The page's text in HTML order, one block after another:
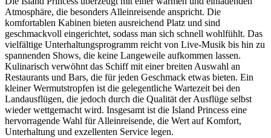
Atmosphäre, die besonders Alleinreisende anspricht. Die
komfortablen Kabinen bieten ausreichend Platz und sind
geschmackvoll eingerichtet, sodass man sich schnell wohlfühlt. Das
vielfältige Unterhaltungsprogramm reicht von Live-Musik bis hin zu
spannenden Shows, die keine Langeweile aufkommen lassen.
Kulinarisch verwöhnt das Schiff mit einer breiten Auswahl an
Restaurants und Bars, die für jeden Geschmack etwas bieten. Ein
kleiner Wermutstropfen ist die gelegentliche Wartezeit bei den
Landausflügen, die jedoch durch die Qualität der Ausflüge selbst
wieder wettgemacht wird. Insgesamt ist die Island Princess eine
hervorragende Wahl für Alleinreisende, die Wert auf Komfort,
Unterhaltung und exzellenten Service legen.